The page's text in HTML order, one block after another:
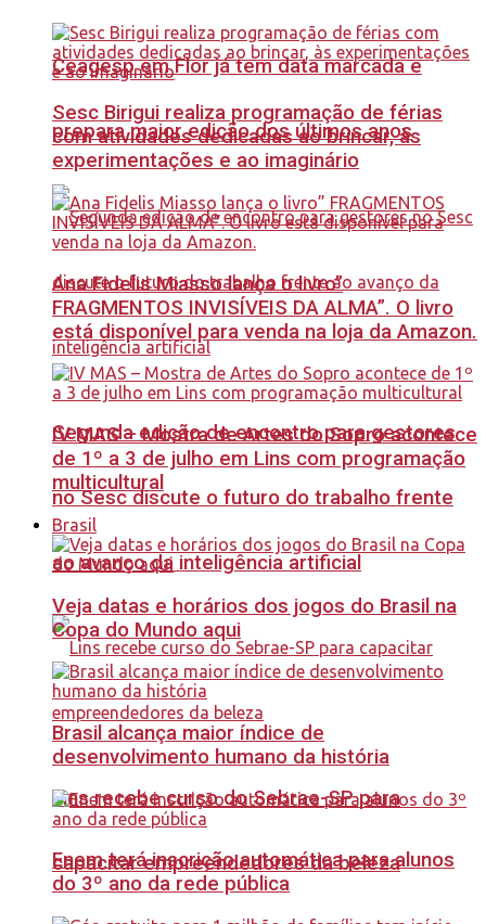
Ceagesp em Flor já tem data marcada e
prepara maior edição dos últimos anos
Segunda edição de encontro para gestores
no Sesc discute o futuro do trabalho frente
ao avanço da inteligência artificial
Lins recebe curso do Sebrae-SP para
capacitar empreendedores da beleza
Sesc Birigui realiza programação de férias
com atividades dedicadas ao brincar, às
experimentações e ao imaginário
Ana Fidelis Miasso lança o livro”
FRAGMENTOS INVISÍVEIS DA ALMA”. O livro
está disponível para venda na loja da Amazon.
IV MAS – Mostra de Artes do Sopro acontece
de 1º a 3 de julho em Lins com programação
multicultural
Brasil
Veja datas e horários dos jogos do Brasil na
Copa do Mundo aqui
Brasil alcança maior índice de
desenvolvimento humano da história
Enem terá inscrição automática para alunos
do 3º ano da rede pública